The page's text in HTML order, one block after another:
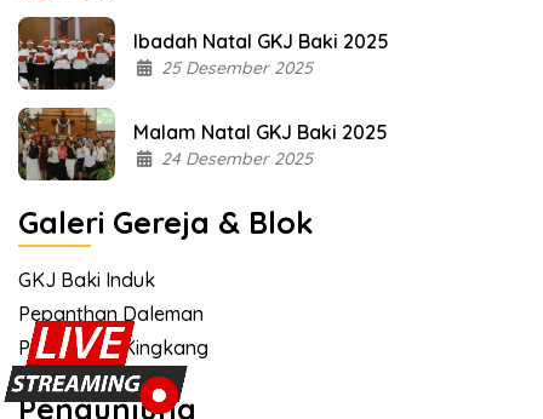
Ibadah Natal GKJ Baki 2025
25 Desember 2025
Malam Natal GKJ Baki 2025
24 Desember 2025
Galeri Gereja & Blok
GKJ Baki Induk
Pepanthan Daleman
Pepanthan Kingkang
Pengunjung